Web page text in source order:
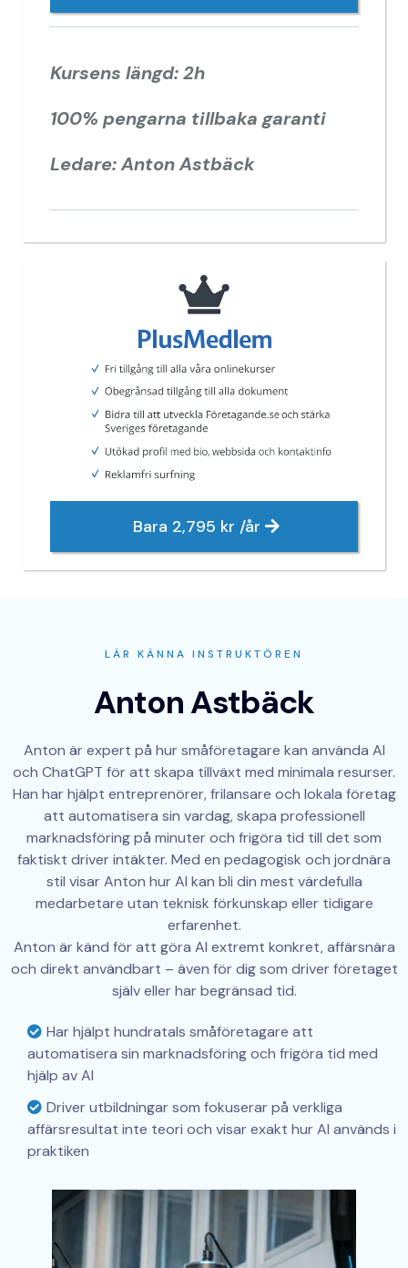
Kursens längd: 2h
100% pengarna tillbaka garanti
Ledare: Anton Astbäck
Bara 2,795 kr /år
LÄR KÄNNA INSTRUKTÖREN
Anton Astbäck
Anton är expert på hur småföretagare kan använda AI
och ChatGPT för att skapa tillväxt med minimala resurser.
Han har hjälpt entreprenörer, frilansare och lokala företag
att automatisera sin vardag, skapa professionell
marknadsföring på minuter och frigöra tid till det som
faktiskt driver intäkter. Med en pedagogisk och jordnära
stil visar Anton hur AI kan bli din mest värdefulla
medarbetare utan teknisk förkunskap eller tidigare
erfarenhet.
Anton är känd för att göra AI extremt konkret, affärsnära
och direkt användbart – även för dig som driver företaget
själv eller har begränsad tid.
Har hjälpt hundratals småföretagare att
automatisera sin marknadsföring och frigöra tid med
hjälp av AI
Driver utbildningar som fokuserar på verkliga
affärsresultat inte teori och visar exakt hur AI används i
praktiken